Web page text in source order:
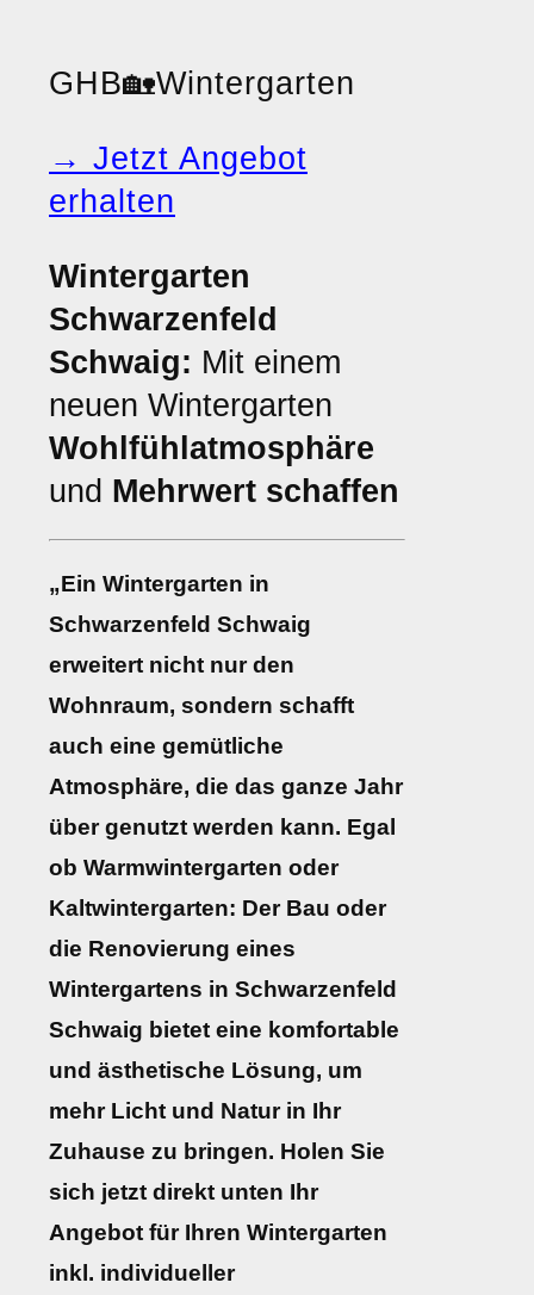
GHB🏡Wintergarten
→ Jetzt Angebot
erhalten
Wintergarten
Schwarzenfeld
Schwaig: Mit einem
neuen Wintergarten
Wohlfühlatmosphäre
und Mehrwert schaffen
„Ein Wintergarten in
Schwarzenfeld Schwaig
erweitert nicht nur den
Wohnraum, sondern schafft
auch eine gemütliche
Atmosphäre, die das ganze Jahr
über genutzt werden kann. Egal
ob Warmwintergarten oder
Kaltwintergarten: Der Bau oder
die Renovierung eines
Wintergartens in Schwarzenfeld
Schwaig bietet eine komfortable
und ästhetische Lösung, um
mehr Licht und Natur in Ihr
Zuhause zu bringen. Holen Sie
sich jetzt direkt unten Ihr
Angebot für Ihren Wintergarten
inkl. individueller